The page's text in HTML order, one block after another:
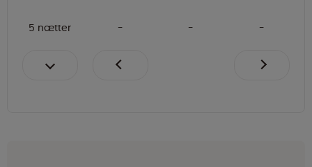
5 nætter